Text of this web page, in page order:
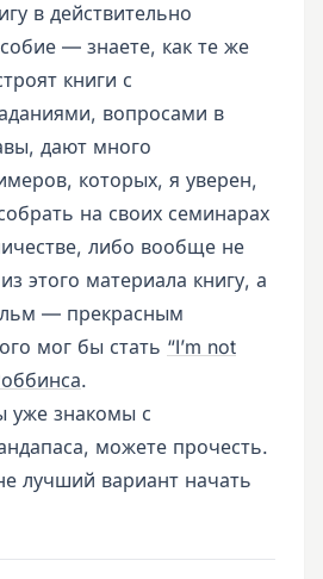
в действительно
— знаете, как те же
книги с
вопросами в
дают много
которых, я уверен,
на своих семинарах
либо вообще не
этого материала книгу, а
— прекрасным
мог бы стать “I’m not
.
уже знакомы с
можете прочесть.
лучший вариант начать